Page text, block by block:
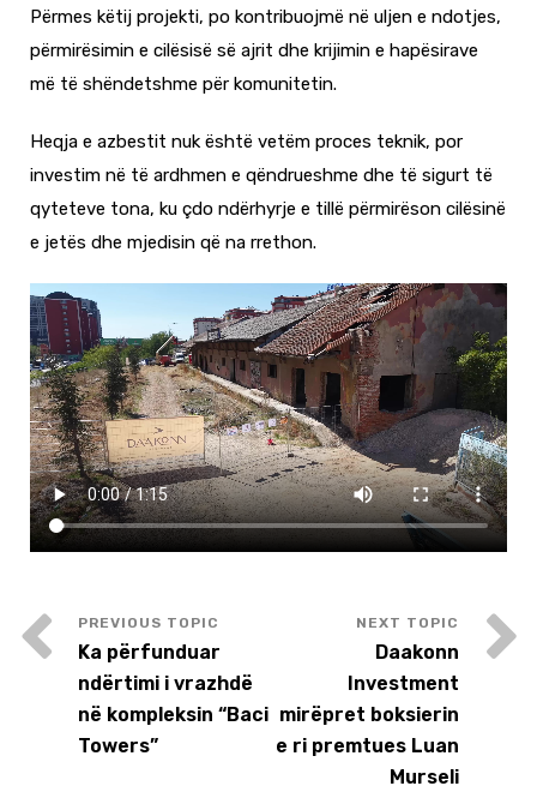
Përmes këtij projekti, po kontribuojmë në uljen e ndotjes,
përmirësimin e cilësisë së ajrit dhe krijimin e hapësirave
më të shëndetshme për komunitetin.
Heqja e azbestit nuk është vetëm proces teknik, por
investim në të ardhmen e qëndrueshme dhe të sigurt të
qyteteve tona, ku çdo ndërhyrje e tillë përmirëson cilësinë
e jetës dhe mjedisin që na rrethon.
Ka përfunduar
ndërtimi i vrazhdë
në kompleksin “Baci
Towers”
Daakonn
Investment
mirëpret boksierin
e ri premtues Luan
Murseli